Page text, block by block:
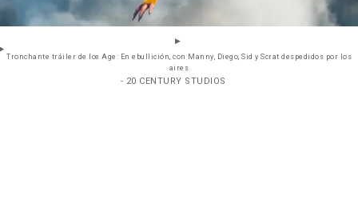
Tronchante tráiler de Ice Age: En ebullición, con Manny, Diego, Sid y Scrat despedidos por los
aires
- 20 CENTURY STUDIOS